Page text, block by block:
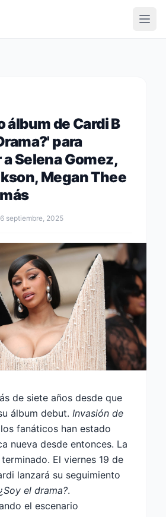
álbum de Cardi B
para
Selena Gomez,
Megan Thee
septiembre, 2025
de siete años desde que
álbum debut. Invasión de
fanáticos han estado
nueva desde entonces. La
El viernes 19 de
lanzará su seguimiento
el drama?.
el escenario